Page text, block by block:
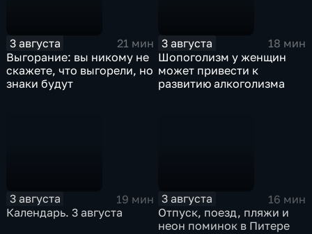
3 августа
21 мин
Выгорание: вы никому не
скажете, что выгорели, но
знаки будут
3 августа
18 мин
Шопоголизм у женщин
может привести к
развитию алкоголизма
3 августа
19 мин
Календарь. 3 августа
3 августа
16 мин
Отпуск, поезд, пляжи и
неон поминок в Питере